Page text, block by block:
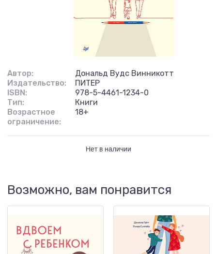
Автор:
Дональд Вудс Винникотт
Издательство:
ПИТЕР
ISBN:
978-5-4461-1234-0
Тип:
Книги
Возрастное
ограничение:
18+
Нет в наличии
Возможно, вам понравится